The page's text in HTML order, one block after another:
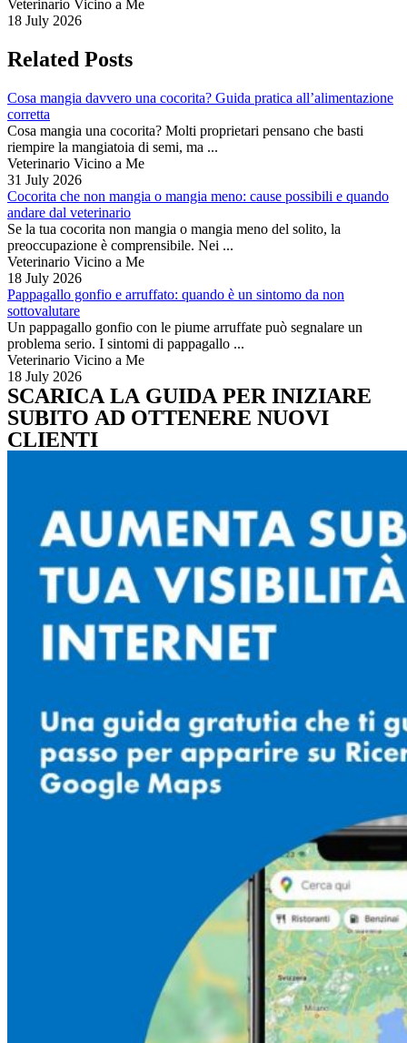
Veterinario Vicino a Me
18 July 2026
Related Posts
Cosa mangia davvero una cocorita? Guida pratica all’alimentazione
corretta
Cosa mangia una cocorita? Molti proprietari pensano che basti
riempire la mangiatoia di semi, ma ...
Veterinario Vicino a Me
31 July 2026
Cocorita che non mangia o mangia meno: cause possibili e quando
andare dal veterinario
Se la tua cocorita non mangia o mangia meno del solito, la
preoccupazione è comprensibile. Nei ...
Veterinario Vicino a Me
18 July 2026
Pappagallo gonfio e arruffato: quando è un sintomo da non
sottovalutare
Un pappagallo gonfio con le piume arruffate può segnalare un
problema serio. I sintomi di pappagallo ...
Veterinario Vicino a Me
18 July 2026
SCARICA LA GUIDA PER INIZIARE
SUBITO AD OTTENERE NUOVI
CLIENTI